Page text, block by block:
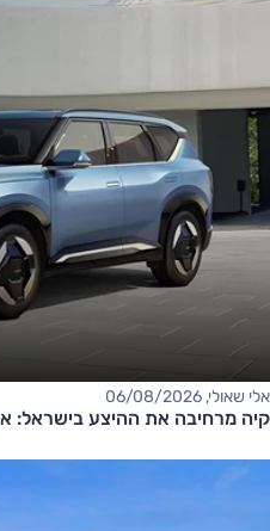
אלי שאולי, 06/08/2026
קיה מרחיבה את ההיצע בישראל: